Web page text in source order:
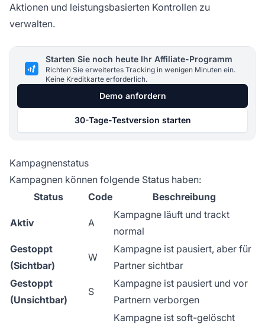
Aktionen und leistungsbasierten Kontrollen zu
verwalten.
Starten Sie noch heute Ihr Affiliate-Programm
Richten Sie erweitertes Tracking in wenigen Minuten ein.
Keine Kreditkarte erforderlich.
Demo anfordern
30-Tage-Testversion starten
Kampagnenstatus
Kampagnen können folgende Status haben:
Status
Code Beschreibung
Aktiv A
Kampagne läuft und trackt
normal
Gestoppt
(Sichtbar)
W
Kampagne ist pausiert, aber für
Partner sichtbar
Gestoppt
(Unsichtbar)
S
Kampagne ist pausiert und vor
Partnern verborgen
Kampagne ist soft-gelöscht